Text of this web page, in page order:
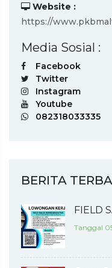
Website :
https://
Media Sosial :
Facebook
Twitter
Instagram
Youtube
082318033335
BERITA
FIELD
Tanggal